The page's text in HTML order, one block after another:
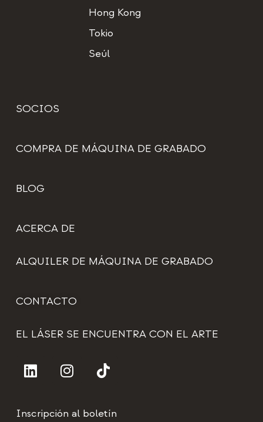
Hong Kong
Tokio
Seúl
SOCIOS
COMPRA DE MÁQUINA DE GRABADO
BLOG
ACERCA DE
ALQUILER DE MÁQUINA DE GRABADO
CONTACTO
EL LÁSER SE ENCUENTRA CON EL ARTE
Inscripción al boletín